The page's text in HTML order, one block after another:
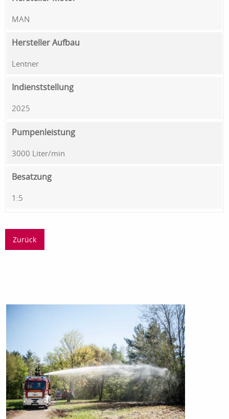
MAN
Hersteller Aufbau
Lentner
Indienststellung
2025
Pumpenleistung
3000 Liter/min
Besatzung
1:5
Zurück